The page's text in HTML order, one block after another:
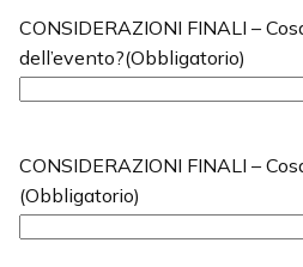
CONSIDERAZIONI FINALI –
dell’evento?(Obbligatorio)
CONSIDERAZIONI FINALI –
(Obbligatorio)